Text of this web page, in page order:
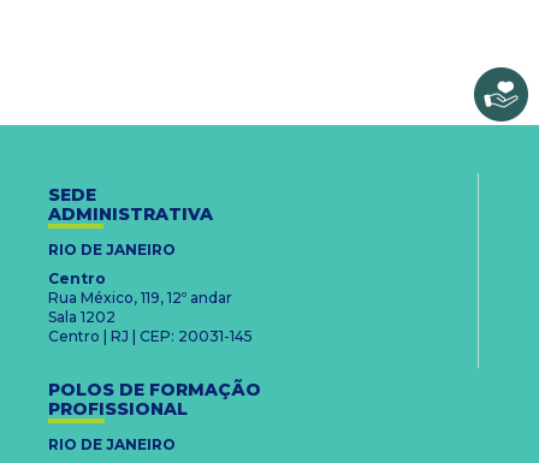
SEDE
ADMINISTRATIVA
RIO DE JANEIRO
Centro
Rua México, 119, 12º andar
Sala 1202
Centro | RJ | CEP: 20031-145
POLOS DE FORMAÇÃO
PROFISSIONAL
RIO DE JANEIRO